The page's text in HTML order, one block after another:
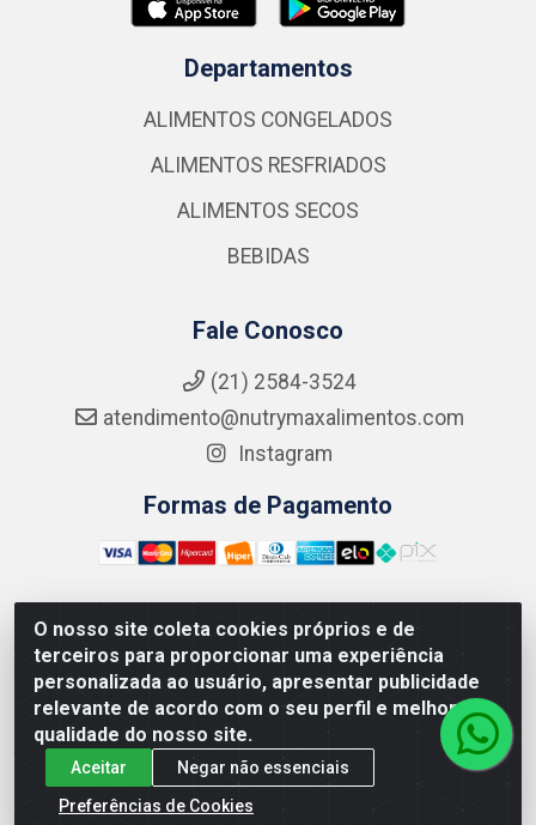
O nosso site coleta cookies próprios e de
terceiros para proporcionar uma experiência
personalizada ao usuário, apresentar publicidade
relevante de acordo com o seu perfil e melhorar a
qualidade do nosso site.
Aceitar
Negar não essenciais
Preferências de Cookies
Departamentos
ALIMENTOS CONGELADOS
ALIMENTOS RESFRIADOS
ALIMENTOS SECOS
BEBIDAS
Fale Conosco
(21) 2584-3524
atendimento@nutrymaxalimentos.com
Instagram
Formas de Pagamento
NUTRY MAX COMÉRCIO DE PRODUTOS ALIMENTICIOS
LTDA - RUA DO FEIJÃO, 721 PENHA CIRCULAR/RJ -
CNPJ: 15.796.122/0001-03